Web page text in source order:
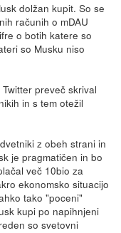
dolžan kupit. So se
računih o mDAU
o botih katere so
so Musku niso
preveč skrival
in s tem otežil
z obeh strani in
je pragmatičen in bo
več 10bio za
ekonomsko situacijo
tako "poceni"
kupi po napihnjeni
so svetovni